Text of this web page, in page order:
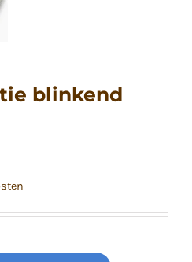
blinkend